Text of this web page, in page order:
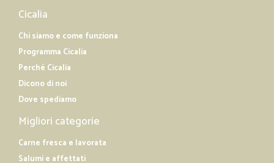
Cicalia
Chi siamo e come funziona
Programma Cicalia
Perché Cicalia
Dicono di noi
Dove spediamo
Migliori categorie
Carne fresca e lavorata
Salumi e affettati